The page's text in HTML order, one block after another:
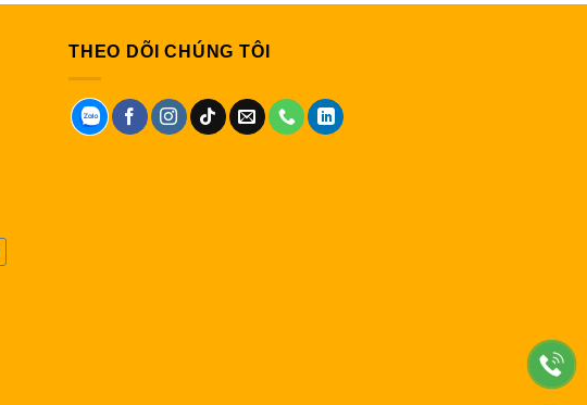
THEO DÕI CHÚNG TÔI